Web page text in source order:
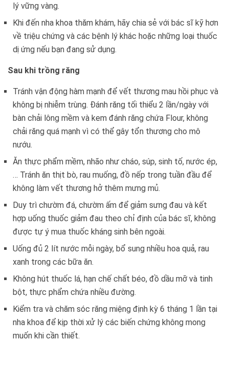
lý vững vàng.
Khi đến nha khoa thăm khám, hãy chia sẻ với bác sĩ kỹ hơn
về triệu chứng và các bệnh lý khác hoặc những loại thuốc
dị ứng nếu bạn đang sử dụng.
Sau khi trồng răng
Tránh vận động hàm mạnh để vết thương mau hồi phục và
không bị nhiễm trùng. Đánh răng tối thiểu 2 lần/ngày với
bàn chải lông mềm và kem đánh răng chứa Flour, không
chải răng quá mạnh vì có thể gây tổn thương cho mô
nướu.
Ăn thực phẩm mềm, nhão như cháo, súp, sinh tố, nước ép,
… Tránh ăn thịt bò, rau muống, đồ nếp trong tuần đầu để
không làm vết thương hở thêm mưng mủ.
Duy trì chườm đá, chườm ấm để giảm sưng đau và kết
hợp uống thuốc giảm đau theo chỉ định của bác sĩ, không
được tự ý mua thuốc kháng sinh bên ngoài.
Uống đủ 2 lít nước mỗi ngày, bổ sung nhiều hoa quả, rau
xanh trong các bữa ăn.
Không hút thuốc lá, hạn chế chất béo, đồ dầu mỡ và tinh
bột, thực phẩm chứa nhiều đường.
Kiểm tra và chăm sóc răng miệng định kỳ 6 tháng 1 lần tại
nha khoa để kịp thời xử lý các biến chứng không mong
muốn khi cần thiết.